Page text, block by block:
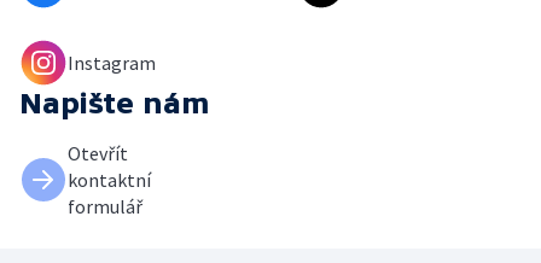
Instagram
Napište nám
Otevřít
kontaktní
formulář